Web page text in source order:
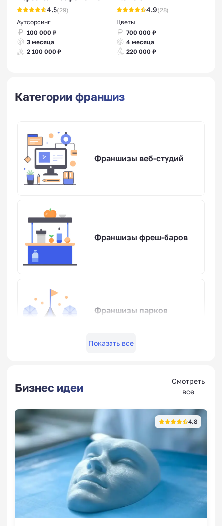
4.5(29)
Аутсорсинг
100 000 ₽
3 месяца
2 100 000 ₽
4.9(28)
Цветы
700 000 ₽
4 месяца
220 000 ₽
Категории франшиз
Франшизы веб-студий
Франшизы фреш-баров
Франшизы парков
франшизы
Франшизы интернет-
провайдеров
Показать все
Бизнес идеи
Смотреть
все
4.8